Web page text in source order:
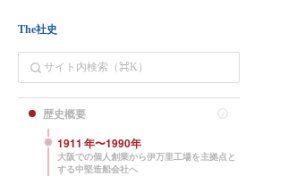
The社史
歴史概要
1911 年〜1990年
大阪での個人創業から伊万里工場を主拠点と
する中堅造船会社へ